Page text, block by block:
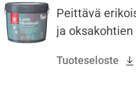
Peittävä
ja
Tuoteseloste